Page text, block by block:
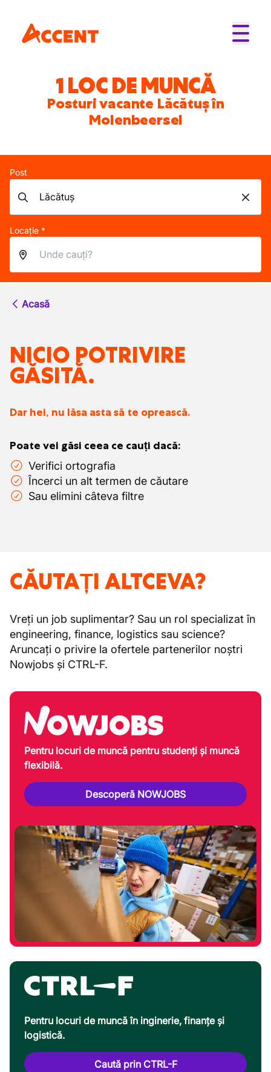
1 LOC DE MUNCĂ
Posturi vacante Lăcătuș în
Molenbeersel
Post
Locație *
Acasă
NICIO POTRIVIRE
GĂSITĂ.
Dar hei, nu lăsa asta să te oprească.
Poate vei găsi ceea ce cauți dacă:
Verifici ortografia
Încerci un alt termen de căutare
Sau elimini câteva filtre
CĂUTAȚI ALTCEVA?
Vreți un job suplimentar? Sau un rol specializat în
engineering, finance, logistics sau science?
Aruncați o privire la ofertele partenerilor noștri
Nowjobs și CTRL-F.
Pentru locuri de muncă pentru studenți și muncă
flexibilă.
Descoperă NOWJOBS
Pentru locuri de muncă în inginerie, finanțe și
logistică.
Caută prin CTRL-F